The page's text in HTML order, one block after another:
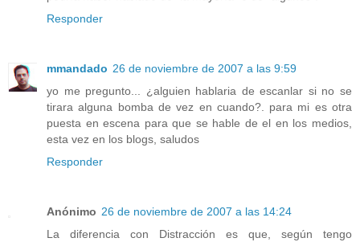
Responder
mmandado 26 de noviembre de 2007 a las 9:59
yo me pregunto... ¿alguien hablaria de escanlar si no se
tirara alguna bomba de vez en cuando?. para mi es otra
puesta en escena para que se hable de el en los medios,
esta vez en los blogs, saludos
Responder
Anónimo 26 de noviembre de 2007 a las 14:24
La diferencia con Distracción es que, según tengo